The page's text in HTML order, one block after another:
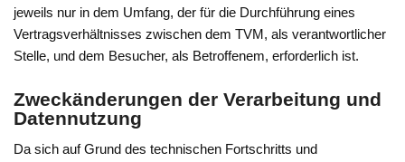
jeweils nur in dem Umfang, der für die Durchführung eines
Vertragsverhältnisses zwischen dem TVM, als verantwortlicher
Stelle, und dem Besucher, als Betroffenem, erforderlich ist.
Zweckänderungen der Verarbeitung und
Datennutzung
Da sich auf Grund des technischen Fortschritts und